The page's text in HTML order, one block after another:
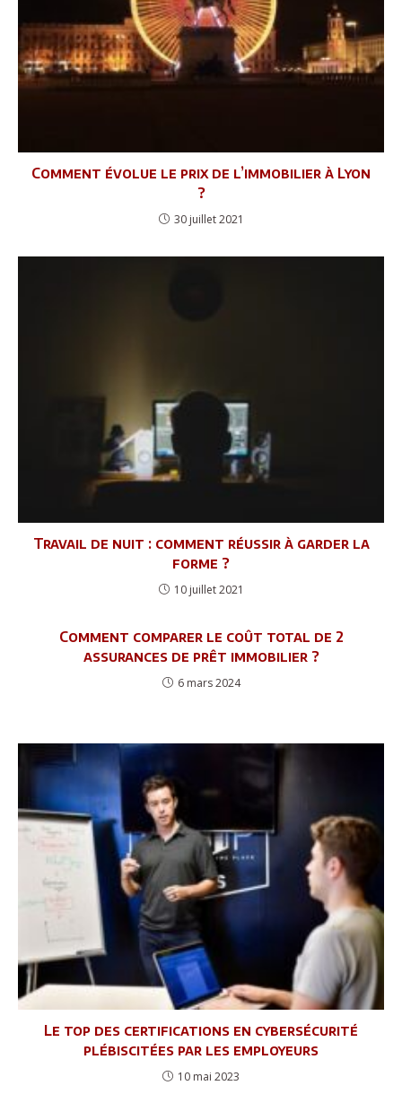
Comment évolue le prix de l’immobilier à Lyon
?
30 juillet 2021
Travail de nuit : comment réussir à garder la
forme ?
10 juillet 2021
Comment comparer le coût total de 2
assurances de prêt immobilier ?
6 mars 2024
Le top des certifications en cybersécurité
plébiscitées par les employeurs
10 mai 2023